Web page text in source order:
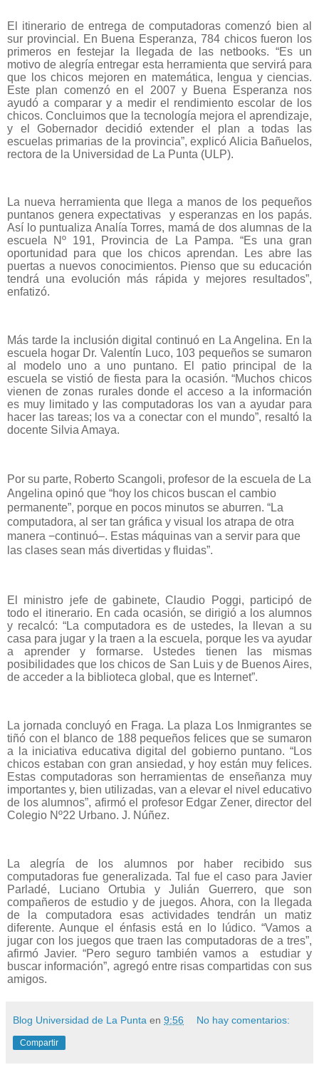
El itinerario de entrega de computadoras comenzó bien al
sur provincial. En Buena Esperanza, 784 chicos fueron los
primeros en festejar la llegada de las netbooks. “Es un
motivo de alegría entregar esta herramienta que servirá para
que los chicos mejoren en matemática, lengua y ciencias.
Este plan comenzó en el 2007 y Buena Esperanza nos
ayudó a comparar y a medir el rendimiento escolar de los
chicos. Concluimos que la tecnología mejora el aprendizaje,
y el Gobernador decidió extender el plan a todas las
escuelas primarias de la provincia”, explicó Alicia Bañuelos,
rectora de la Universidad de La Punta (ULP).
La nueva herramienta que llega a manos de los pequeños
puntanos genera expectativas y esperanzas en los papás.
Así lo puntualiza Analía Torres, mamá de dos alumnas de la
escuela Nº 191, Provincia de La Pampa. “Es una gran
oportunidad para que los chicos aprendan. Les abre las
puertas a nuevos conocimientos. Pienso que su educación
tendrá una evolución más rápida y mejores resultados”,
enfatizó.
Más tarde la inclusión digital continuó en La Angelina. En la
escuela hogar Dr. Valentín Luco, 103 pequeños se sumaron
al modelo uno a uno puntano. El patio principal de la
escuela se vistió de fiesta para la ocasión. “Muchos chicos
vienen de zonas rurales donde el acceso a la información
es muy limitado y las computadoras los van a ayudar para
hacer las tareas; los va a conectar con el mundo”, resaltó la
docente Silvia Amaya.
Por su parte, Roberto Scangoli, profesor de la escuela de La
Angelina opinó que “hoy l os chicos buscan el cambio
permanente”, porque en pocos minutos se aburren. “La
computadora, al ser tan gráfica y visual los atrapa de otra
manera −continuó–. Estas máquinas van a servir para que
las clases sean más divertidas y fluidas”.
El ministro jefe de gabinete, Claudio Poggi, participó de
todo el itinerario. En cada ocasión, se dirigió a los alumnos
y recalcó: “La computadora es de ustedes, la llevan a su
casa para jugar y la traen a la escuela, porque les va ayudar
a aprender y formarse. Ustedes tienen las mismas
posibilidades que los chicos de San Luis y de Buenos Aires,
de acceder a la biblioteca global, que es Internet”.
La jornada concluyó en Fraga. La plaza Los Inmigrantes se
tiñó con el blanco de 188 pequeños felices que se sumaron
a la iniciativa educativa digital del gobierno puntano. “Los
chicos estaban con gran ansiedad, y hoy están muy felices.
Estas computadoras son herramientas de enseñanza muy
importantes y, bien utilizadas, van a elevar el nivel educativo
de los alumnos”, afirmó el profesor Edgar Zener, director del
Colegio Nº22 Urbano. J. Núñez.
La alegría de los alumnos por haber recibido sus
computadoras fue generalizada. Tal fue el caso para Javier
Parladé, Luciano Ortubia y Julián Guerrero, que son
compañeros de estudio y de juegos. Ahora, con la llegada
de la computadora esas actividades tendrán un matiz
diferente. Aunque el énfasis está en lo lúdico. “Vamos a
jugar con los juegos que traen las computadoras de a tres”,
afirmó Javier. “Pero seguro también vamos a estudiar y
buscar información”, agregó entre risas compartidas con sus
amigos.
Blog Universidad de La Punta en 9:56 No hay comentarios:
Compartir